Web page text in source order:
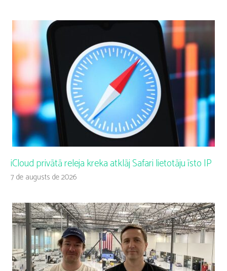
iCloud privātā releja kreka atklāj Safari lietotāju īsto IP
7 de augusts de 2026